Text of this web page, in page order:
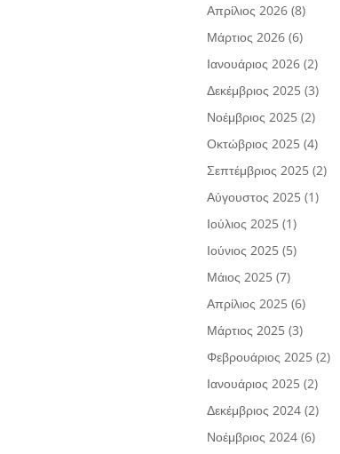
Απρίλιος 2026 (8)
Μάρτιος 2026 (6)
Ιανουάριος 2026 (2)
Δεκέμβριος 2025 (3)
Νοέμβριος 2025 (2)
Οκτώβριος 2025 (4)
Σεπτέμβριος 2025 (2)
Αύγουστος 2025 (1)
Ιούλιος 2025 (1)
Ιούνιος 2025 (5)
Μάιος 2025 (7)
Απρίλιος 2025 (6)
Μάρτιος 2025 (3)
Φεβρουάριος 2025 (2)
Ιανουάριος 2025 (2)
Δεκέμβριος 2024 (2)
Νοέμβριος 2024 (6)